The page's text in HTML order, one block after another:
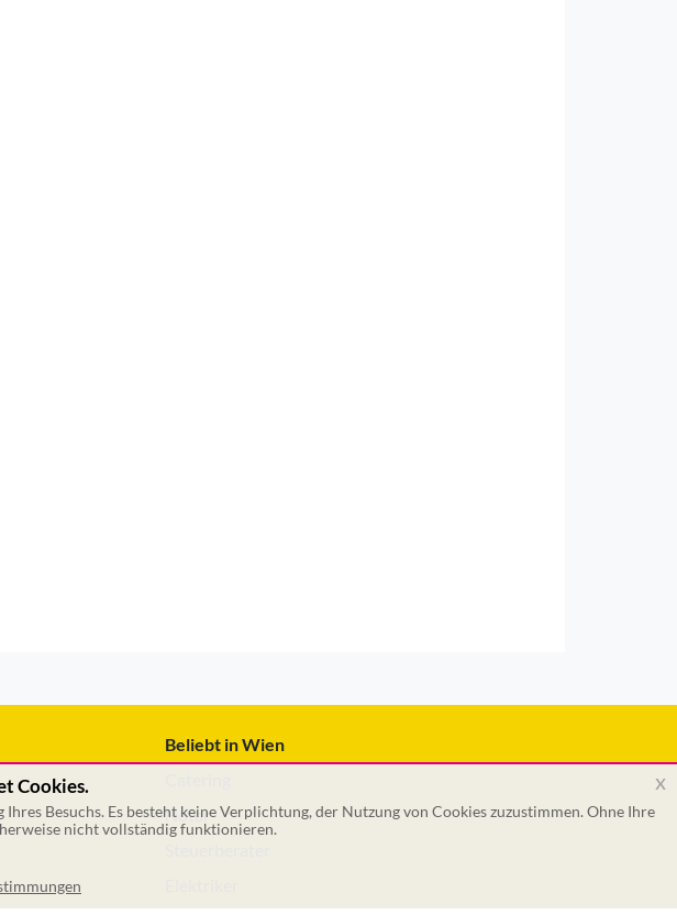
Beliebt in Wien
Notar
Cookies.
Besuchs. Es besteht keine Verplichtung, der Nutzung von Cookies zuzustimmen. Ohne Ihre
nicht vollständig funktionieren.
x